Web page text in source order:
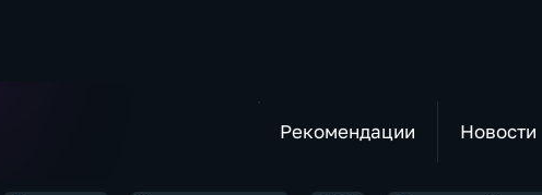
Рекомендации Новости